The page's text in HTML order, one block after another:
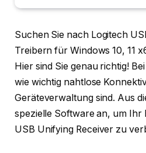
Suchen Sie nach Logitech
Treibern für Windows 10, 11
Hier sind Sie genau richtig!
wie wichtig nahtlose
Geräteverwaltung sind. Aus
spezielle Software an, um Ihr
USB Unifying Receiver zu